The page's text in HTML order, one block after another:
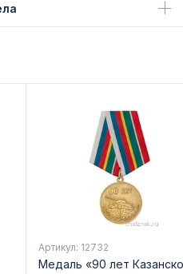
Артикул: 12732
Медаль «90 лет